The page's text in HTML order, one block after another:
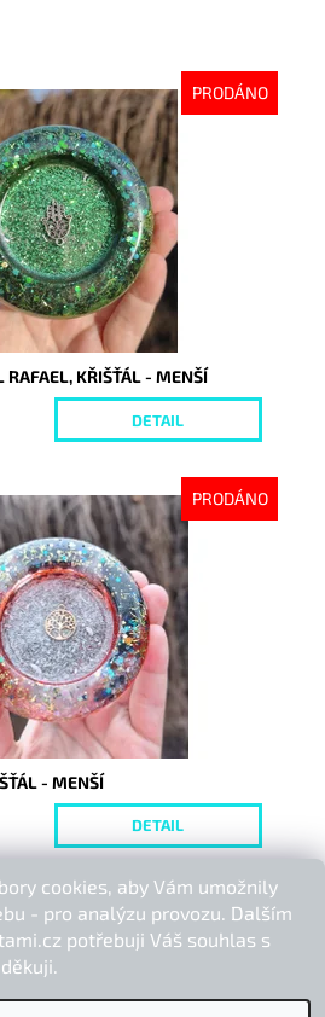
PRODÁNO
RAFAEL, KŘIŠŤÁL - MENŠÍ
DETAIL
PRODÁNO
- MENŠÍ
DETAIL
příspěvek k této položce.
cookies, aby Vám umožnily
- pro analýzu provozu. Dalším
potřebuji Váš souhlas s